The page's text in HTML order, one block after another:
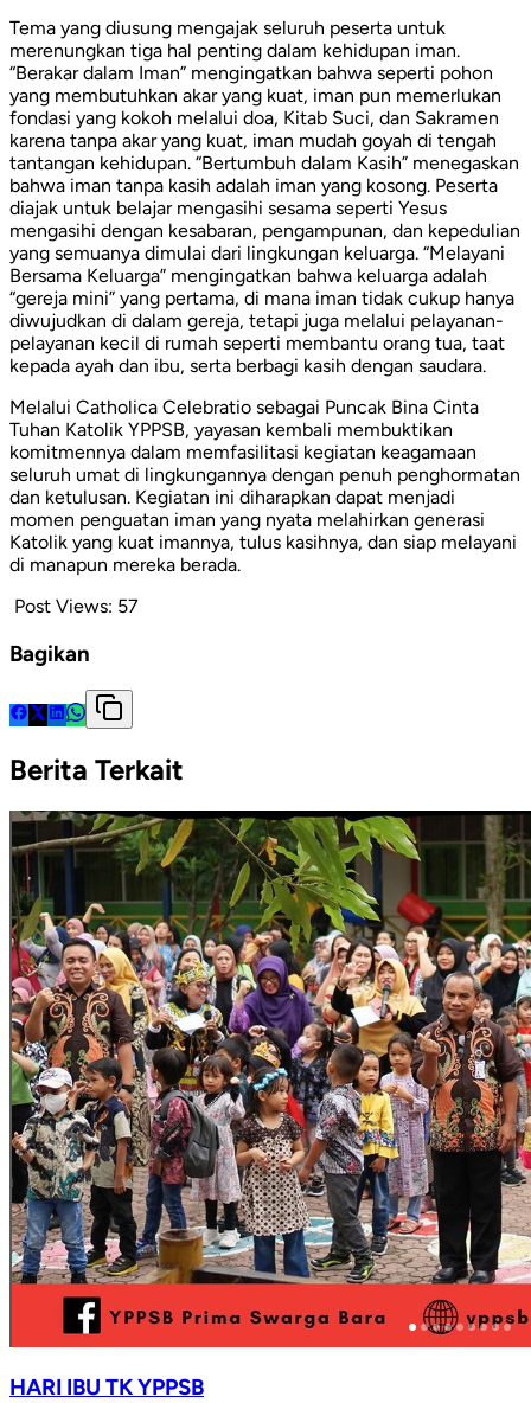
Tema yang diusung mengajak seluruh peserta untuk
merenungkan tiga hal penting dalam kehidupan iman.
“Berakar dalam Iman” mengingatkan bahwa seperti pohon
yang membutuhkan akar yang kuat, iman pun memerlukan
fondasi yang kokoh melalui doa, Kitab Suci, dan Sakramen
karena tanpa akar yang kuat, iman mudah goyah di tengah
tantangan kehidupan. “Bertumbuh dalam Kasih” menegaskan
bahwa iman tanpa kasih adalah iman yang kosong. Peserta
diajak untuk belajar mengasihi sesama seperti Yesus
mengasihi dengan kesabaran, pengampunan, dan kepedulian
yang semuanya dimulai dari lingkungan keluarga. “Melayani
Bersama Keluarga” mengingatkan bahwa keluarga adalah
“gereja mini” yang pertama, di mana iman tidak cukup hanya
diwujudkan di dalam gereja, tetapi juga melalui pelayanan-
pelayanan kecil di rumah seperti membantu orang tua, taat
kepada ayah dan ibu, serta berbagi kasih dengan saudara.
Melalui Catholica Celebratio sebagai Puncak Bina Cinta
Tuhan Katolik YPPSB, yayasan kembali membuktikan
komitmennya dalam memfasilitasi kegiatan keagamaan
seluruh umat di lingkungannya dengan penuh penghormatan
dan ketulusan. Kegiatan ini diharapkan dapat menjadi
momen penguatan iman yang nyata melahirkan generasi
Katolik yang kuat imannya, tulus kasihnya, dan siap melayani
di manapun mereka berada.
Post Views: 57
Bagikan
Berita Terkait
HARI IBU TK YPPSB